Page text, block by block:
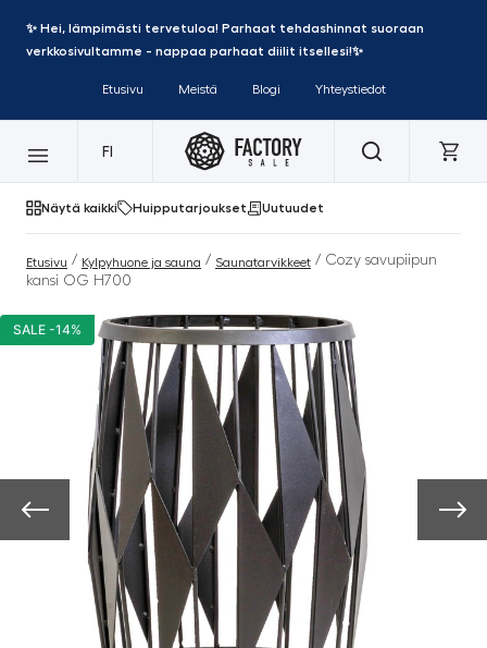
✨ Hei, lämpimästi tervetuloa! Parhaat tehdashinnat suoraan
verkkosivultamme - nappaa parhaat diilit itsellesi!✨
Etusivu Meistä Blogi Yhteystiedot
FI
Näytä kaikki Huipputarjoukset Uutuudet
Etusivu / Kylpyhuone ja sauna / Saunatarvikkeet / Cozy savupiipun
kansi OG H700
SALE -14%